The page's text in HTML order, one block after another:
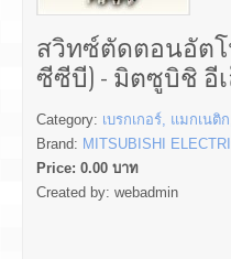
สวิทซ์ตัดตอนอัตโ
ซีซีบี) - มิตซูบิชิ อี
Category: เบรกเกอร์, แมกเนติ
Brand: MITSUBISHI
Price: 0.00 บาท
Created by: webadmin